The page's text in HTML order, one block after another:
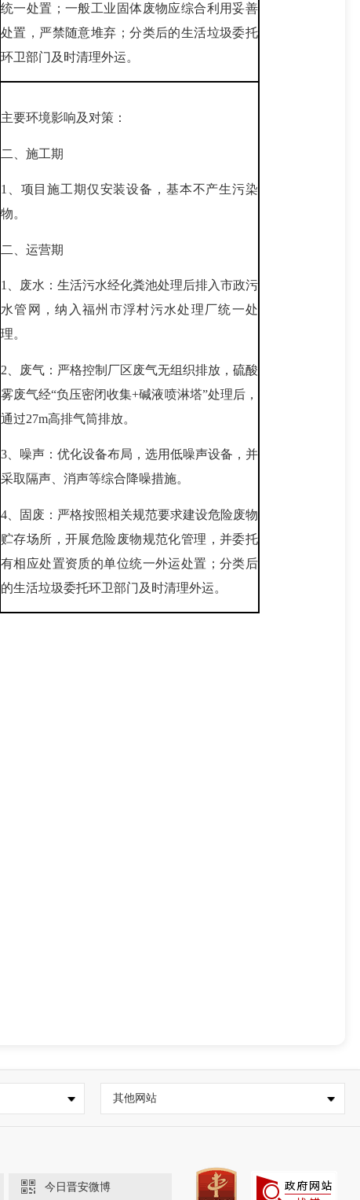
统一处置；一般工业固体废物应综合利用妥善
处置，严禁随意堆弃；分类后的生活垃圾委托
环卫部门及时清理外运。
主要环境影响及对策：
二、施工期
1、项目施工期仅安装设备，基本不产生污染
物。
二、运营期
1、废水：生活污水经化粪池处理后排入市政污
水管网，纳入福州市浮村污水处理厂统一处
理。
2、废气：严格控制厂区废气无组织排放，硫酸
雾废气经“负压密闭收集+碱液喷淋塔”处理后，
通过27m高排气筒排放。
3、噪声：优化设备布局，选用低噪声设备，并
采取隔声、消声等综合降噪措施。
4、固废：严格按照相关规范要求建设危险废物
贮存场所，开展危险废物规范化管理，并委托
有相应处置资质的单位统一外运处置；分类后
的生活垃圾委托环卫部门及时清理外运。
其他网站
今日晋安微博